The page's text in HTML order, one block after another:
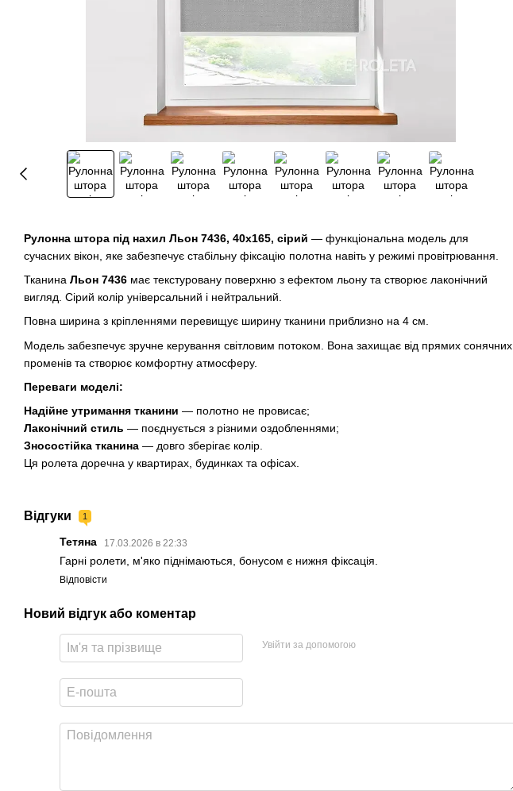
Рулонна штора під нахил Льон 7436, 40х165, сірий — функціональна модель для
сучасних вікон, яке забезпечує стабільну фіксацію полотна навіть у режимі провітрювання.
Тканина Льон 7436 має текстуровану поверхню з ефектом льону та створює лаконічний
вигляд. Сірий колір універсальний і нейтральний.
Повна ширина з кріпленнями перевищує ширину тканини приблизно на 4 см.
Модель забезпечує зручне керування світловим потоком. Вона захищає від прямих сонячних
променів та створює комфортну атмосферу.
Переваги моделі:
Надійне утримання тканини — полотно не провисає;
Лаконічний стиль — поєднується з різними оздобленнями;
Зносостійка тканина — довго зберігає колір.
Ця ролета доречна у квартирах, будинках та офісах.
Відгуки 1
Тетяна 17.03.2026 в 22:33
Гарні ролети, м'яко піднімаються, бонусом є нижня фіксація.
Відповісти
Новий відгук або коментар
Увійти за допомогою